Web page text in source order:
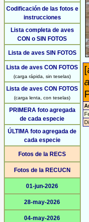
Codificación de las fotos e
instrucciones
Lista completa de aves
CON o SIN FOTOS
Lista de aves SIN FOTOS
Lista de aves CON FOTOS
(carga rápida, sin teselas)
Lista de aves CON FOTOS
(carga lenta, con teselas)
PRIMERA foto agregada
de cada especie
ÚLTIMA foto agregada de
cada especie
Fotos de la RECS
Fotos de la RECUCN
01-jun-2026
28-may-2026
04-may-2026